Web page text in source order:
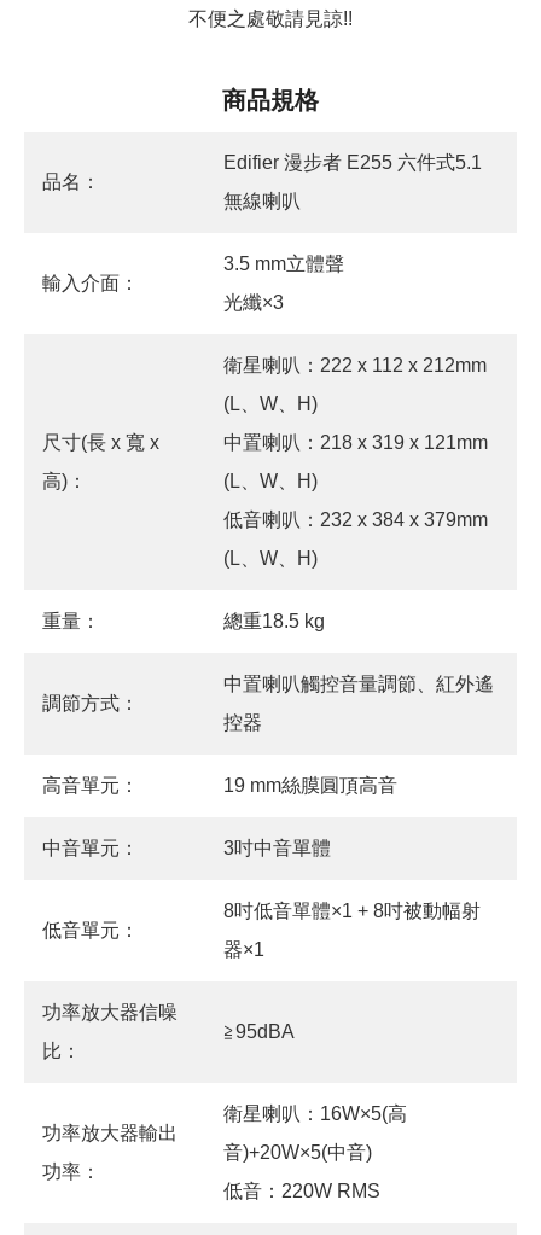
不便之處敬請見諒!!
商品規格
品名：
Edifier 漫步者 E255 六件式5.1
無線喇叭
輸入介面：
3.5 mm立體聲
光纖×3
尺寸(長 x 寬 x
高)：
衛星喇叭：222 x 112 x 212mm
(L、W、H)
中置喇叭：218 x 319 x 121mm
(L、W、H)
低音喇叭：232 x 384 x 379mm
(L、W、H)
重量： 總重18.5 kg
調節方式：
中置喇叭觸控音量調節、紅外遙
控器
高音單元： 19 mm絲膜圓頂高音
中音單元： 3吋中音單體
低音單元：
8吋低音單體×1 + 8吋被動幅射
器×1
功率放大器信噪
比：
≧95dBA
功率放大器輸出
功率：
衛星喇叭：16W×5(高
音)+20W×5(中音)
低音：220W RMS